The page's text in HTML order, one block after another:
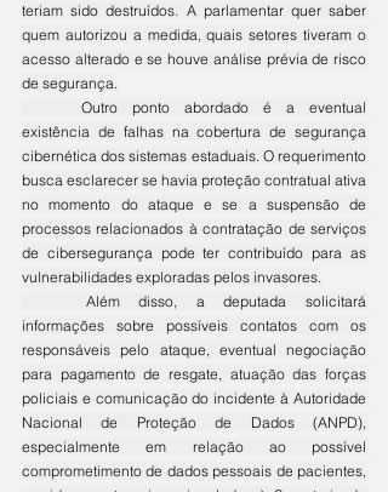
teriam sido destruídos. A parlamentar quer saber
quem autorizou a medida, quais setores tiveram o
acesso alterado e se houve análise prévia de risco
de segurança.
existência de falhas na cobertura de segurança
cibernética dos sistemas estaduais. O requerimento
busca esclarecer se havia proteção contratual ativa
no momento do ataque e se a suspensão de
processos relacionados à contratação de serviços
de cibersegurança pode ter contribuído para as
vulnerabilidades exploradas pelos invasores.
informações sobre possíveis contatos com os
responsáveis pelo ataque, eventual negociação
para pagamento de resgate, atuação das forças
policiais e comunicação do incidente à Autoridade
Nacional de Proteção de Dados (ANPD),
especialmente em relação ao possível
comprometimento de dados pessoais de pacientes,